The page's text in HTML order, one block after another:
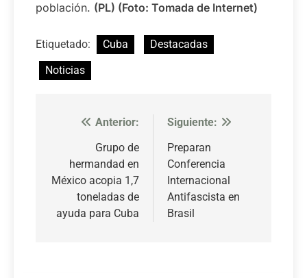
población. (PL) (Foto: Tomada de Internet)
Etiquetado: Cuba
Destacadas
Noticias
Navegación
entradas
Anterior:
Grupo de
hermandad en
México acopia 1,7
toneladas de
ayuda para Cuba
Siguiente:
Preparan
Conferencia
Internacional
Antifascista en
Brasil